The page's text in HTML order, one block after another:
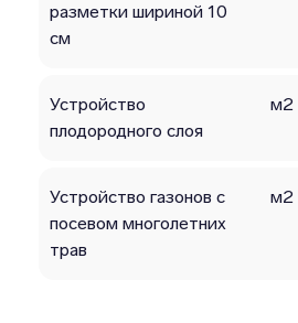
разметки шириной 10
см
Устройство
плодородного слоя
м2
Устройство газонов с
посевом многолетних
трав
м2